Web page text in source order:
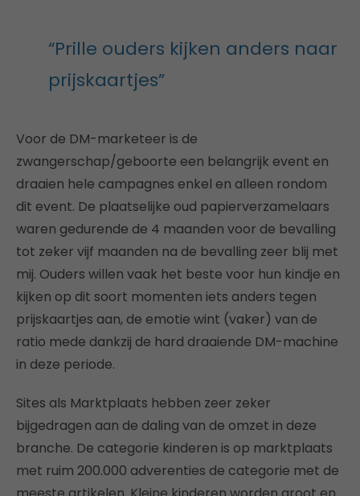
“Prille ouders kijken anders naar
prijskaartjes”
Voor de DM-marketeer is de
zwangerschap/geboorte een belangrijk event en
draaien hele campagnes enkel en alleen rondom
dit event. De plaatselijke oud papierverzamelaars
waren gedurende de 4 maanden voor de bevalling
tot zeker vijf maanden na de bevalling zeer blij met
mij. Ouders willen vaak het beste voor hun kindje en
kijken op dit soort momenten iets anders tegen
prijskaartjes aan, de emotie wint (vaker) van de
ratio mede dankzij de hard draaiende DM-machine
in deze periode.
Sites als Marktplaats hebben zeer zeker
bijgedragen aan de daling van de omzet in deze
branche. De categorie kinderen is op marktplaats
met ruim 200.000 adverenties de categorie met de